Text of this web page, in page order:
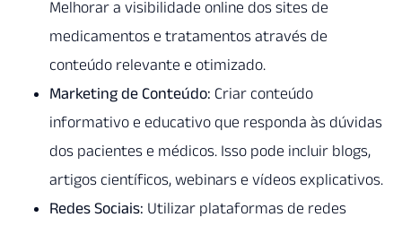
Melhorar a visibilidade online dos sites de
medicamentos e tratamentos através de
conteúdo relevante e otimizado.
Marketing de Conteúdo: Criar conteúdo
informativo e educativo que responda às dúvidas
dos pacientes e médicos. Isso pode incluir blogs,
artigos científicos, webinars e vídeos explicativos.
Redes Sociais: Utilizar plataformas de redes